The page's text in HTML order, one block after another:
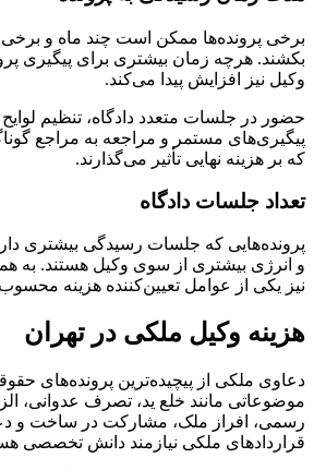
برخی پرونده‌ها ممکن است چند ماه و
بکشند. هرچه زمان بیشتری برای پیگیری
وکیل نیز افزایش پیدا می‌کند.
حضور در جلسات متعدد دادگاه، تنظیم
پیگیری‌های مستمر و مراجعه به مراجع
که بر هزینه نهایی تأثیر می‌گذارند.
تعداد جلسات دادگاه
پرونده‌هایی که جلسات رسیدگی بیشتری
و انرژی بیشتری از سوی وکیل هستند. به
نیز یکی از عوامل تعیین‌کننده هزینه
هزینه وکیل ملکی در تهران
دعاوی ملکی از پیچیده‌ترین پرونده‌های
موضوعاتی مانند خلع ید، تصرف عدوانی،
رسمی، افراز ملک، مشارکت در ساخت و
قراردادهای ملکی نیازمند دانش تخصصی